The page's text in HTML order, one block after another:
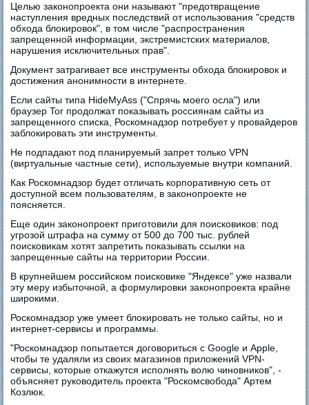
Целью законопроекта они называют "предотвращение
наступления вредных последствий от использования "средств
обхода блокировок", в том числе "распространения
запрещенной информации, экстремистских материалов,
нарушения исключительных прав".
Документ затрагивает все инструменты обхода блокировок и
достижения анонимности в интернете.
Если сайты типа HideMyAss ("Спрячь моего осла") или
браузер Tor продолжат показывать россиянам сайты из
запрещенного списка, Роскомнадзор потребует у провайдеров
заблокировать эти инструменты.
Не подпадают под планируемый запрет только VPN
(виртуальные частные сети), используемые внутри компаний.
Как Роскомнадзор будет отличать корпоративную сеть от
доступной всем пользователям, в законопроекте не
поясняется.
Еще один законопроект приготовили для поисковиков: под
угрозой штрафа на сумму от 500 до 700 тыс. рублей
поисковикам хотят запретить показывать ссылки на
запрещенные сайты на территории России.
В крупнейшем российском поисковике "Яндексе" уже назвали
эту меру избыточной, а формулировки законопроекта крайне
широкими.
Роскомнадзор уже умеет блокировать не только сайты, но и
интернет-сервисы и программы.
"Роскомнадзор попытается договориться с Google и Apple,
чтобы те удаляли из своих магазинов приложений VPN-
сервисы, которые откажутся исполнять волю чиновников", -
объясняет руководитель проекта "Роскомсвобода" Артем
Козлюк.